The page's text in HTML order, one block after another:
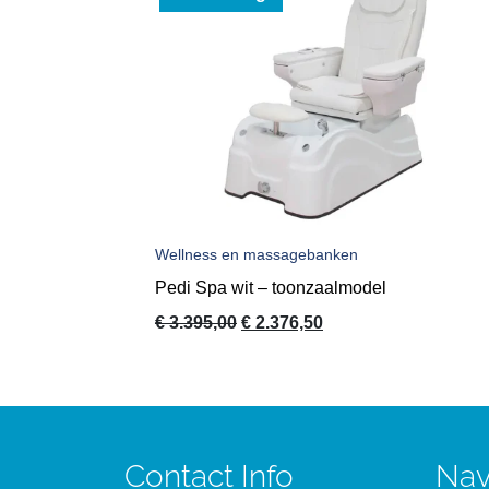
Wellness en massagebanken
Pedi Spa wit – toonzaalmodel
€3.395,00 Oorspronkelijke
€ 2.376,50Huidige
Contact Info